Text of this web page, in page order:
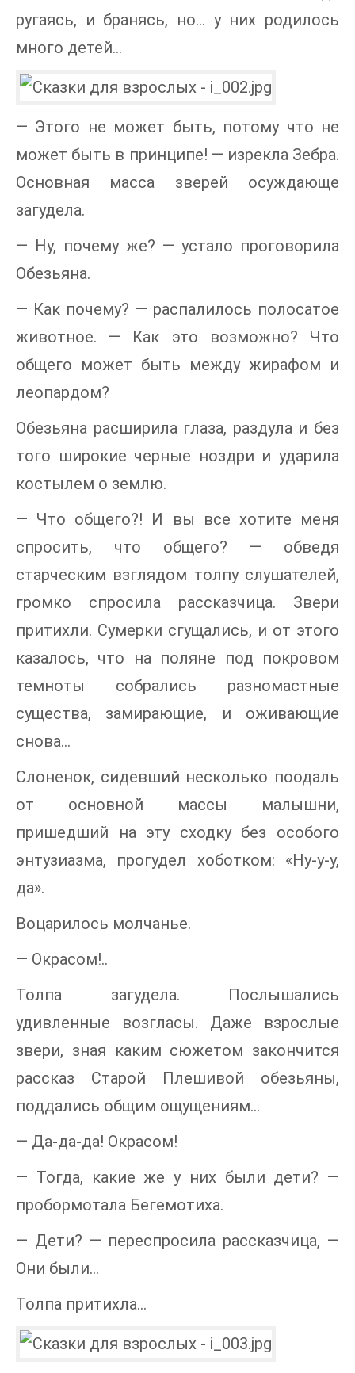
ругаясь, и бранясь, но… у них родилось
много детей…
— Этого не может быть, потому что не
может быть в принципе! — изрекла Зебра.
Основная масса зверей осуждающе
загудела.
— Ну, почему же? — устало проговорила
Обезьяна.
— Как почему? — распалилось полосатое
животное. — Как это возможно? Что
общего может быть между жирафом и
леопардом?
Обезьяна расширила глаза, раздула и без
того широкие черные ноздри и ударила
костылем о землю.
— Что общего?! И вы все хотите меня
спросить, что общего? — обведя
старческим взглядом толпу слушателей,
громко спросила рассказчица. Звери
притихли. Сумерки сгущались, и от этого
казалось, что на поляне под покровом
темноты собрались разномастные
существа, замирающие, и оживающие
снова…
Слоненок, сидевший несколько поодаль
от основной массы малышни,
пришедший на эту сходку без особого
энтузиазма, прогудел хоботком: «Ну-у-у,
да».
Воцарилось молчанье.
— Окрасом!..
Толпа загудела. Послышались
удивленные возгласы. Даже взрослые
звери, зная каким сюжетом закончится
рассказ Старой Плешивой обезьяны,
поддались общим ощущениям…
— Да-да-да! Окрасом!
— Тогда, какие же у них были дети? —
пробормотала Бегемотиха.
— Дети? — переспросила рассказчица, —
Они были…
Толпа притихла…